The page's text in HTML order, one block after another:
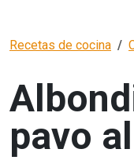
Recetas de cocina
pavo